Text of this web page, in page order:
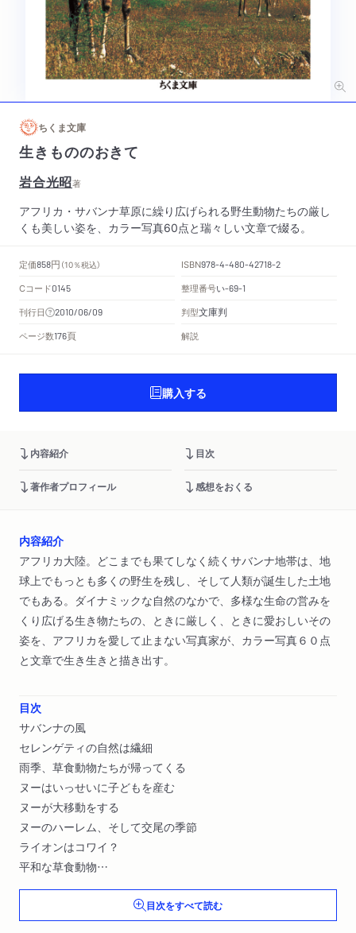
ちくま文庫
生きもののおきて
岩合光昭著
アフリカ・サバンナ草原に繰り広げられる野生動物たちの厳し
くも美しい姿を、カラー写真60点と瑞々しい文章で綴る。
定価858円 （10％税込） ISBN978-4-480-42718-2
Cコード0145 整理番号い-69-1
刊行日 2010/06/09 判型文庫判
ページ数176頁 解説
購入する
内容紹介 目次
著作者プロフィール 感想をおくる
内容紹介
アフリカ大陸。どこまでも果てしなく続くサバンナ地帯は、地
球上でもっとも多くの野生を残し、そして人類が誕生した土地
でもある。ダイナミックな自然のなかで、多様な生命の営みを
くり広げる生き物たちの、ときに厳しく、ときに愛おしいその
姿を、アフリカを愛して止まない写真家が、カラー写真６０点
と文章で生き生きと描き出す。
目次
サバンナの風
セレンゲティの自然は繊細
雨季、草食動物たちが帰ってくる
ヌーはいっせいに子どもを産む
ヌーが大移動をする
ヌーのハーレム、そして交尾の季節
ライオンはコワイ？
平和な草食動物
ライオン家族
野生動物の最後の楽園、ンゴロンゴロ・クレーター〔ほか〕
目次をすべて読む